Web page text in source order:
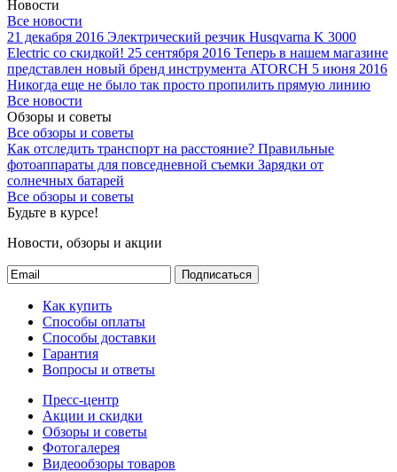
Новости
Все новости
21 декабря 2016 Электрический резчик Husqvarna K 3000
Electric со скидкой! 25 сентября 2016 Теперь в нашем магазине
представлен новый бренд инструмента ATORCH 5 июня 2016
Никогда еще не было так просто пропилить прямую линию
Все новости
Обзоры и советы
Все обзоры и советы
Как отследить транспорт на расстояние? Правильные
фотоаппараты для повседневной съемки Зарядки от
солнечных батарей
Все обзоры и советы
Будьте в курсе!
Новости, обзоры и акции
Подписаться
Как купить
Способы оплаты
Способы доставки
Гарантия
Вопросы и ответы
Пресс-центр
Акции и скидки
Обзоры и советы
Фотогалерея
Видеообзоры товаров